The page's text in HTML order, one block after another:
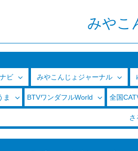
みやこ
ビ みやこんじょジャーナル
ま BTVワンダフルWorld 全国
さ